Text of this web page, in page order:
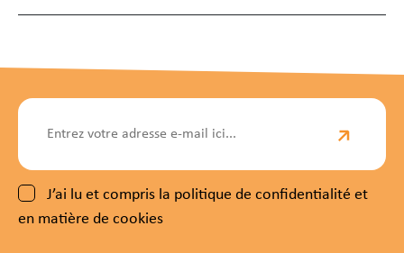
J’ai lu et compris la politique de confidentialité et
en matière de cookies